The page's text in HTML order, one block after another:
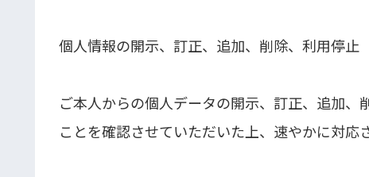
個人情報の開示、訂正、追加、削除、利用停止
ご本人からの個人データの開示、訂正、追加
ことを確認させていただいた上、速やかに対応